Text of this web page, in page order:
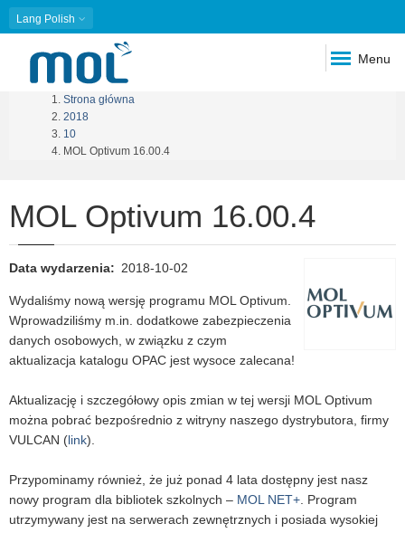
Lang Polish
Menu
Ścieżka
nawigacyjna
Strona główna
2018
10
MOL Optivum 16.00.4
MOL Optivum 16.00.4
Data wydarzenia 2018-10-02
Wydaliśmy nową wersję programu MOL Optivum.
Wprowadziliśmy m.in. dodatkowe zabezpieczenia
danych osobowych, w związku z czym
aktualizacja katalogu OPAC jest wysoce zalecana!
Aktualizację i szczegółowy opis zmian w tej wersji MOL Optivum
można pobrać bezpośrednio z witryny naszego dystrybutora, firmy
VULCAN (link).
Przypominamy również, że już ponad 4 lata dostępny jest nasz
nowy program dla bibliotek szkolnych – MOL NET+ . Program
utrzymywany jest na serwerach zewnętrznych i posiada wysokiej